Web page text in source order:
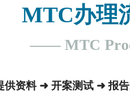
MTC办理
—— MTC
供资料 ➜ 开案测试 ➜ 报